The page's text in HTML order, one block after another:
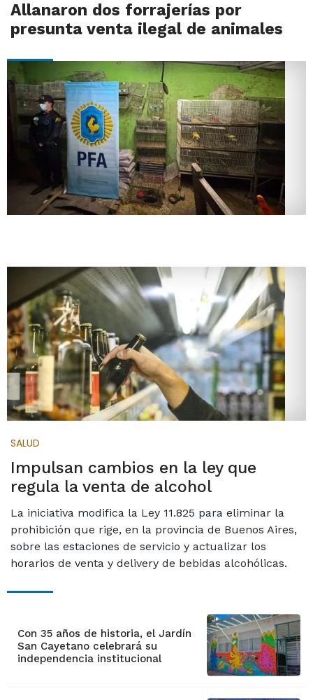
Allanaron dos forrajerías por
presunta venta ilegal de animales
SALUD
Impulsan cambios en la ley que
regula la venta de alcohol
La iniciativa modifica la Ley 11.825 para eliminar la
prohibición que rige, en la provincia de Buenos Aires,
sobre las estaciones de servicio y actualizar los
horarios de venta y delivery de bebidas alcohólicas.
Con 35 años de historia, el Jardín
San Cayetano celebrará su
independencia institucional